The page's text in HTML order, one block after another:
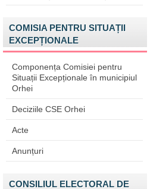
COMISIA PENTRU SITUAȚII
EXCEPȚIONALE
Componența Comisiei pentru
Situații Excepționale în municipiul
Orhei
Deciziile CSE Orhei
Acte
Anunțuri
CONSILIUL ELECTORAL DE